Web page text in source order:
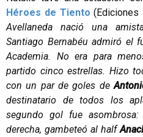
Héroes de Tiento (Ediciones
Avellaneda nació una
Santiago Bernabéu admiró el
Academia. No era para
partido cinco estrellas. Hizo
con un par de goles de
destinatario de todos los
segundo gol fue
derecha, gambeteó al half